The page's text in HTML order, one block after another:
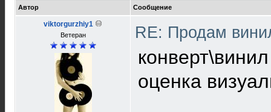
Автор Сообщение
viktorgurzhiy1
Ветеран RE: Продам
конверт\винил
оценка